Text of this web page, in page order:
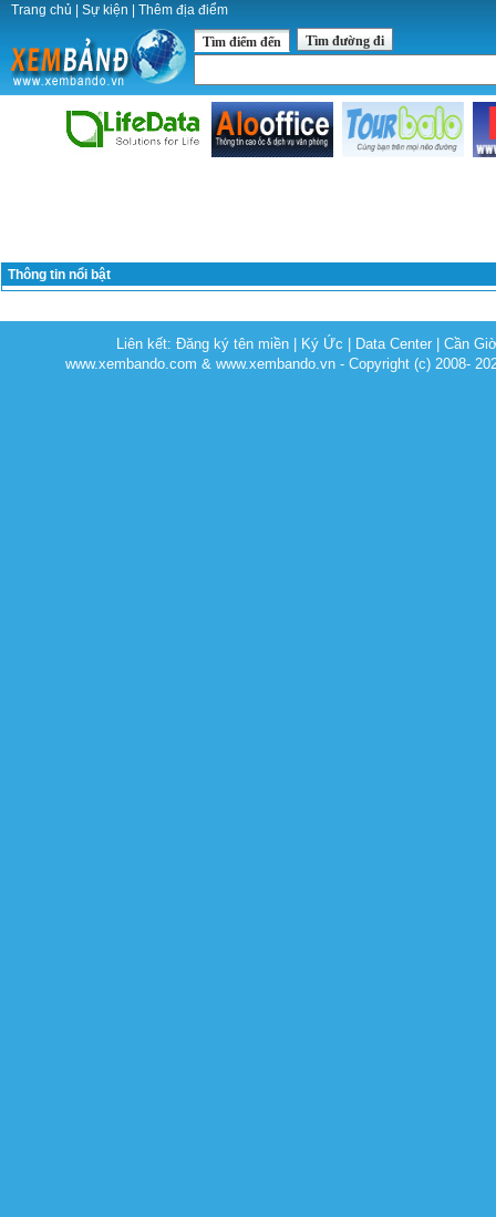
Trang chủ Sự kiện Thêm địa điểm
Tìm điểm đến Tìm đường đi
Thông tin nổi bật
Liên kết:Đăng ký tên miền Ký Ức Data Center |Cần
www.xembando.com & www.xembando.vn - Copyright (c) 2008-